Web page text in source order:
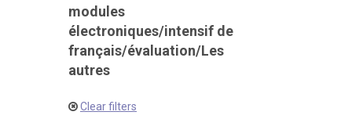
modules
électroniques/intensif de
français/évaluation/Les
autres
Clear filters